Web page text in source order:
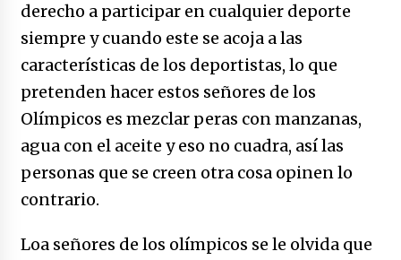
derecho a participar en cualquier deporte
siempre y cuando este se acoja a las
características de los deportistas, lo que
pretenden hacer estos señores de los
Olímpicos es mezclar peras con manzanas,
agua con el aceite y eso no cuadra, así las
personas que se creen otra cosa opinen lo
contrario.
Loa señores de los olímpicos se le olvida que